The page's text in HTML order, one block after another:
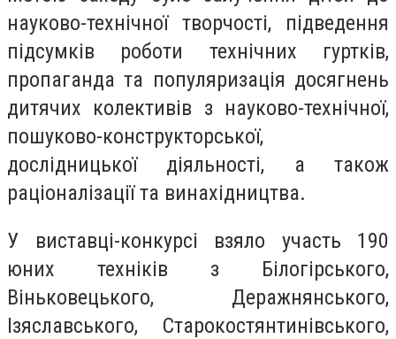
науково-технічної творчості, підведення
підсумків роботи технічних гуртків,
пропаганда та популяризація досягнень
дитячих колективів з науково-технічної,
пошуково-конструкторської,
дослідницької діяльності, а також
раціоналізації та винахідництва.
У виставці-конкурсі взяло участь 190
юних техніків з Білогірського,
Віньковецького, Деражнянського,
Ізяславського, Старокостянтинівського,